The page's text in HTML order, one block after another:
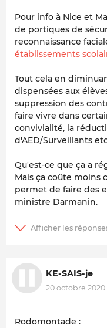
Pour info à Nice et
de portiques de
reconnaissance
établissements
Tout cela en
dispensées aux
suppression des
faire vivre dans
convivialité, la
d'AED/Surveillants
Qu'est-ce que ça a
Mais ça coûte moins
permet de faire des
ministre Darmanin.
KE-SAIS-je
20 octobre 2020
Rodomontade :